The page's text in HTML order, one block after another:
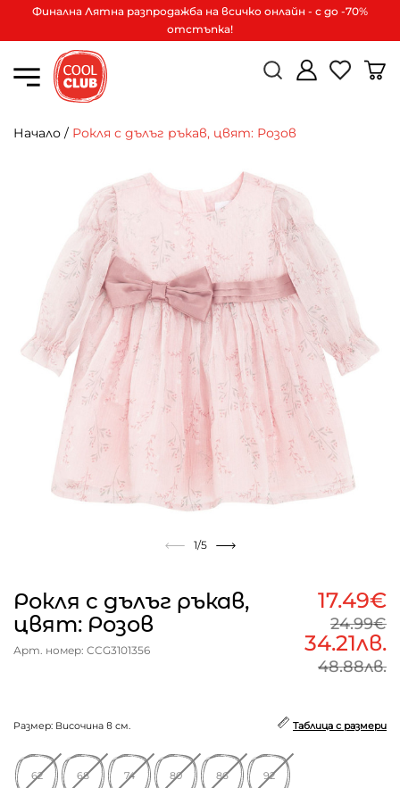
Финална Лятна разпродажба на всичко онлайн - с до -70%
отстъпка!
Начало / Рокля с дълъг ръкав, цвят: Розов
1/5
Рокля с дълъг ръкав,
цвят: Розов
Арт. номер: CCG3101356
17.49€
24.99€
34.21лв.
48.88лв.
Размер: Височина в см. Таблица с размери
62 68 74 80 86 92